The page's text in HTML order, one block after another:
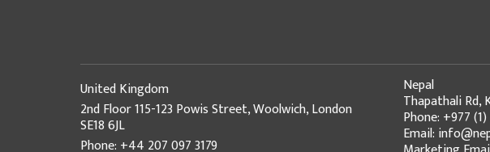
United Kingdom
2nd Floor 115-123 Powis Street, Woolwich, London
SE18 6JL
Phone: +44 207 097 3179
Nepal
Thapathali Rd,
Phone: +977 (1)
Email: